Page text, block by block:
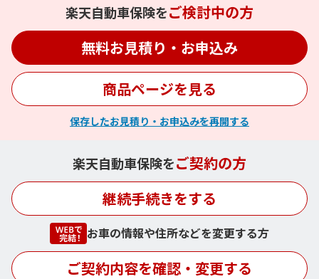
楽天自動車保険をご検討中の方
無料お見積り・お申込み
商品ページを見る
保存したお見積り・お申込みを再開する
楽天自動車保険をご契約の方
継続手続きをする
お車の情報や住所などを変更する方
ご契約内容を確認・変更する